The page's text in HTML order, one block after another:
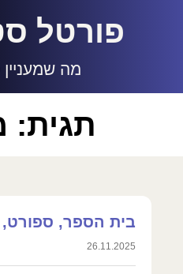
פורטל
מה
בית הספר, ספורט,
26.11.2025